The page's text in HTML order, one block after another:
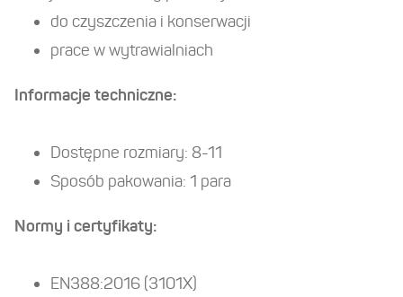
Blog BHP
New Balance
Kontakt
Sklep AIO
do czyszczenia i konserwacji
prace w wytrawialniach
Informacje techniczne:
Dostępne rozmiary: 8-11
Sposób pakowania: 1 para
Normy i certyfikaty:
EN388:2016 (3101X)